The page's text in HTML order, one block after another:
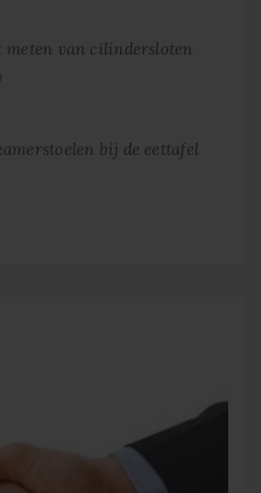
meten van cilindersloten
bij de eettafel